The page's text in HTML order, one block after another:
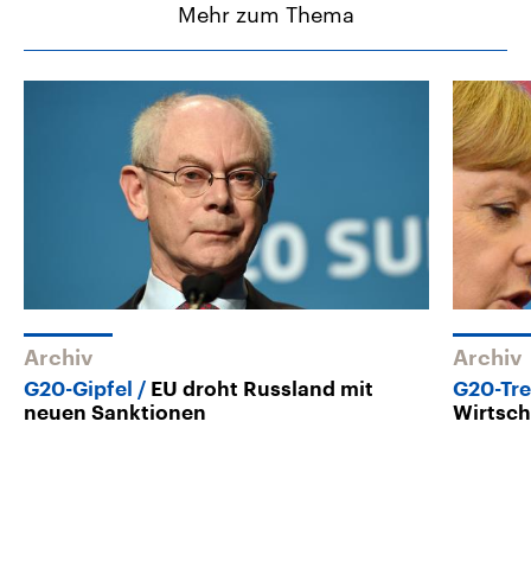
Mehr zum Thema
Archiv
G20-Gipfel
EU droht Russland mit
neuen Sanktionen
Archiv
G20-